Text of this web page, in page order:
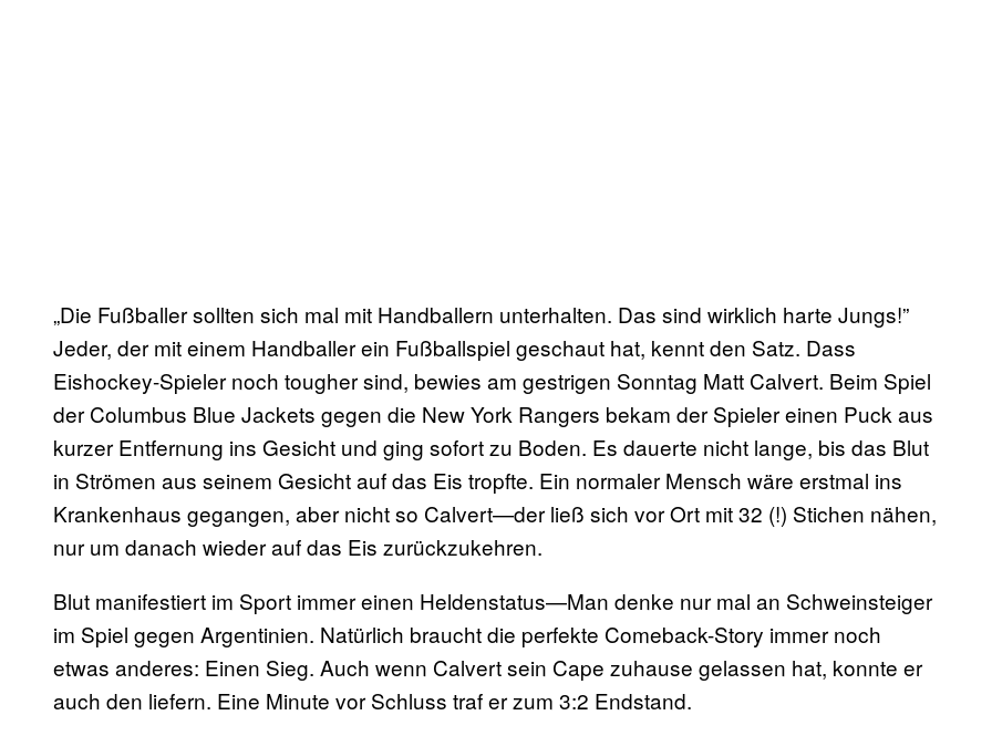
„Die Fußballer sollten sich mal mit Handballern unterhalten. Das sind wirklich harte Jungs!”
Jeder, der mit einem Handballer ein Fußballspiel geschaut hat, kennt den Satz. Dass
Eishockey-Spieler noch tougher sind, bewies am gestrigen Sonntag Matt Calvert. Beim Spiel
der Columbus Blue Jackets gegen die New York Rangers bekam der Spieler einen Puck aus
kurzer Entfernung ins Gesicht und ging sofort zu Boden. Es dauerte nicht lange, bis das Blut
in Strömen aus seinem Gesicht auf das Eis tropfte. Ein normaler Mensch wäre erstmal ins
Krankenhaus gegangen, aber nicht so Calvert—der ließ sich vor Ort mit 32 (!) Stichen nähen,
nur um danach wieder auf das Eis zurückzukehren.
Blut manifestiert im Sport immer einen Heldenstatus—Man denke nur mal an Schweinsteiger
im Spiel gegen Argentinien. Natürlich braucht die perfekte Comeback-Story immer noch
etwas anderes: Einen Sieg. Auch wenn Calvert sein Cape zuhause gelassen hat, konnte er
auch den liefern. Eine Minute vor Schluss traf er zum 3:2 Endstand.